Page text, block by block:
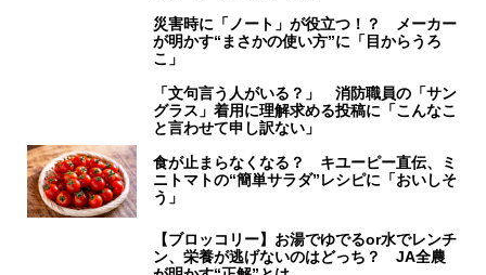
災害時に「ノート」が役立つ！？ メーカー
が明かす“まさかの使い方”に「目からうろ
こ」
「文句言う人がいる？」 消防職員の「サン
グラス」着用に理解求める投稿に「こんなこ
と言わせて申し訳ない」
食が止まらなくなる？ キユーピー直伝、ミ
ニトマトの“簡単サラダ”レシピに「おいしそ
う」
【ブロッコリー】お湯でゆでるor水でレンチ
ン、栄養が逃げないのはどっち？ JA全農